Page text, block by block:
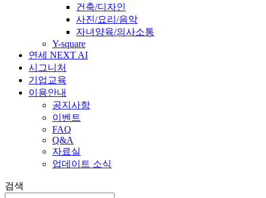
건축/디자인
사진/요리/음악
자녀양육/의사소통
Y-square
연세 NEXT AI
시그니처
기업교육
이용안내
공지사항
이벤트
FAQ
Q&A
자료실
업데이트 소식
검색